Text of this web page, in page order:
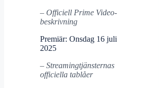
– Officiell Prime Video-
beskrivning
Premiär: Onsdag 16 juli
2025
– Streamingtjänsternas
officiella tablåer